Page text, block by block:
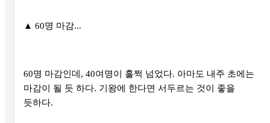
▲ 60명 마감...
60명 마감인데 , 40여명이 훌쩍 넘었다. 아마도 내주 초에는
마감이 될 듯 하다. 기왕에 한다면 서두르는 것이 좋을
듯하다.